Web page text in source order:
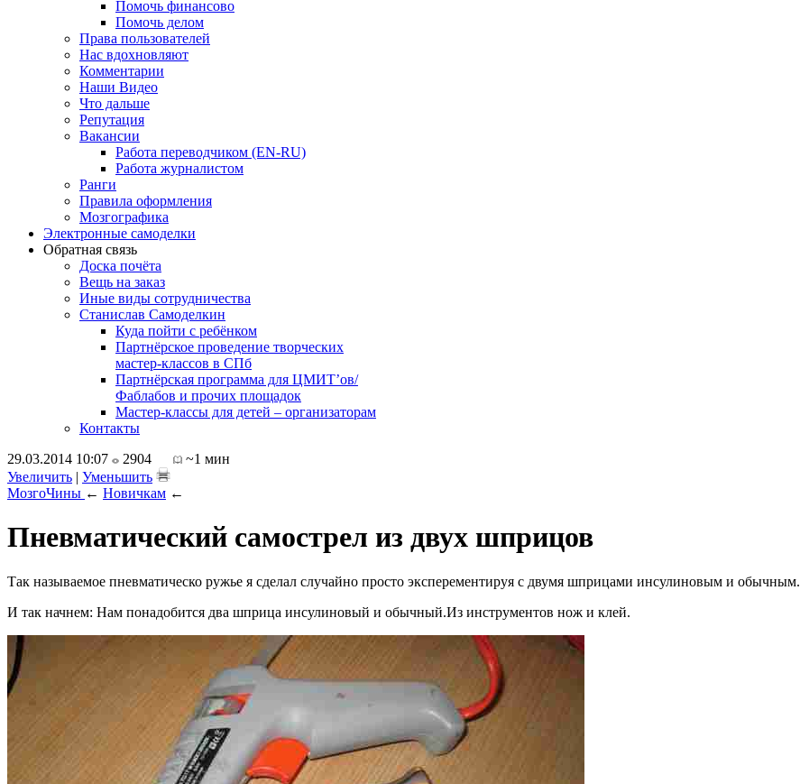
Помочь финансово
Помочь делом
Права пользователей
Нас вдохновляют
Комментарии
Наши Видео
Что дальше
Репутация
Вакансии
Работа переводчиком (EN-RU)
Работа журналистом
Ранги
Правила оформления
Мозгографика
Электронные самоделки
Обратная связь
Доска почёта
Вещь на заказ
Иные виды сотрудничества
Станислав Самоделкин
Куда пойти с ребёнком
Партнёрское проведение творческих
мастер-классов в СПб
Партнёрская программа для ЦМИТ’ов/
Фаблабов и прочих площадок
Мастер-классы для детей – организаторам
Контакты
29.03.2014 10:07
2904
~1 мин
Увеличить | Уменьшить
МозгоЧины ← Новичкам ←
Пневматический самострел из двух шприцов
Так называемое пневматическо ружье я сделал случайно просто эксперементируя с двумя шприцами инсулиновым и обычным.
И так начнем: Нам понадобится два шприца инсулиновый и обычный.Из инструментов нож и клей.